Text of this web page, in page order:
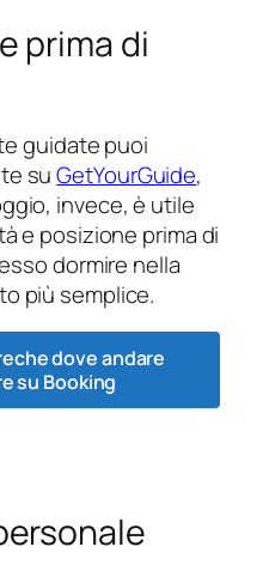
prima di
guidate puoi
suGetYourGuide,
invece, è utile
e posizione prima di
dormire nella
più semplice.
dove andare
su Booking